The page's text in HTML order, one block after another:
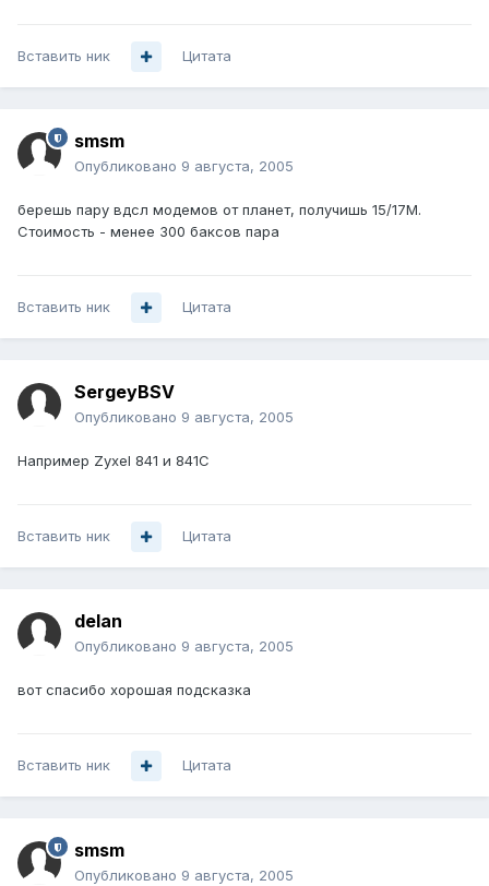
Вставить ник Цитата
smsm
Опубликовано 9 августа, 2005
берешь пару вдсл модемов от планет, получишь 15/17М.
Стоимость - менее 300 баксов пара
Вставить ник Цитата
SergeyBSV
Опубликовано 9 августа, 2005
Например Zyxel 841 и 841С
Вставить ник Цитата
delan
Опубликовано 9 августа, 2005
вот спасибо хорошая подсказка
Вставить ник Цитата
smsm
Опубликовано 9 августа, 2005